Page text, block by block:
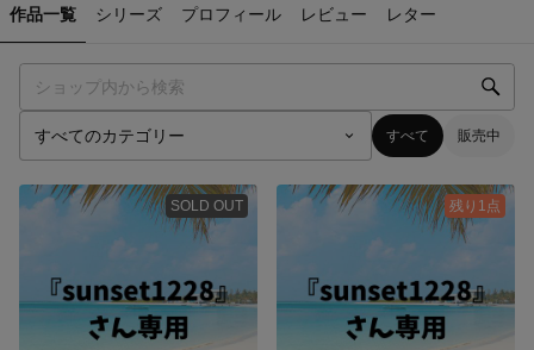
作品一覧 シリーズ プロフィール レビュー レター
すべて 販売中
SOLD OUT 残り1点